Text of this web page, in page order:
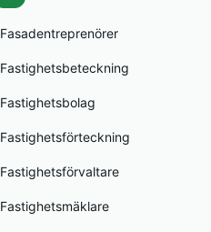
Fasadentreprenörer
Fastighetsbeteckning
Fastighetsbolag
Fastighetsförteckning
Fastighetsförvaltare
Fastighetsmäklare